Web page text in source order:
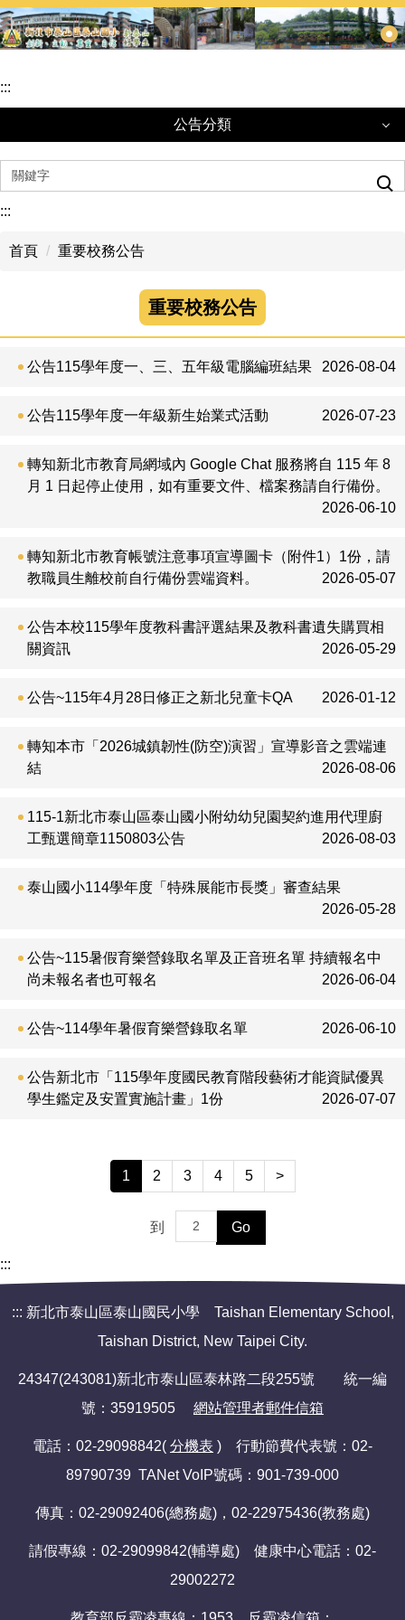
跳
到
區
:::
公告分類
轉知訊息
學生獎助學金
每月菜單
家長會公告
會計室公告
師生榮譽榜
:::
首頁 重要校務公告
重要校務公告
公告115學年度一、三、五年級電腦編班結果 2026-08-04
公告115學年度一年級新生始業式活動 2026-07-23
轉知新北市教育局網域內 Google Chat 服務將自 115 年 8
月 1 日起停止使用，如有重要文件、檔案務請自行備份。
2026-06-10
轉知新北市教育帳號注意事項宣導圖卡（附件1）1份，請
教職員生離校前自行備份雲端資料。
2026-05-07
公告本校115學年度教科書評選結果及教科書遺失購買相
關資訊
2026-05-29
公告~115年4月28日修正之新北兒童卡QA 2026-01-12
轉知本市「2026城鎮韌性(防空)演習」宣導影音之雲端連
結
2026-08-06
115-1新北市泰山區泰山國小附幼幼兒園契約進用代理廚
工甄選簡章1150803公告
2026-08-03
泰山國小114學年度「特殊展能市長獎」審查結果
2026-05-28
公告~115暑假育樂營錄取名單及正音班名單 持續報名中
尚未報名者也可報名
2026-06-04
公告~114學年暑假育樂營錄取名單 2026-06-10
公告新北市「115學年度國民教育階段藝術才能資賦優異
學生鑑定及安置實施計畫」1份
2026-07-07
1 2 3 4 5 >
到 Go
:::
::: 新北市泰山區泰山國民小學 Taishan Elementary School,
Taishan District, New Taipei City.
24347(243081)新北市泰山區泰林路二段255號 統一編
號：35919505 網站管理者郵件信箱
電話：02-29098842( 分機表 ) 行動節費代表號：02-
89790739 TANet VoIP號碼：901-739-000
傳真：02-29092406(總務處)，02-22975436(教務處)
請假專線：02-29099842(輔導處) 健康中心電話：02-
29002272